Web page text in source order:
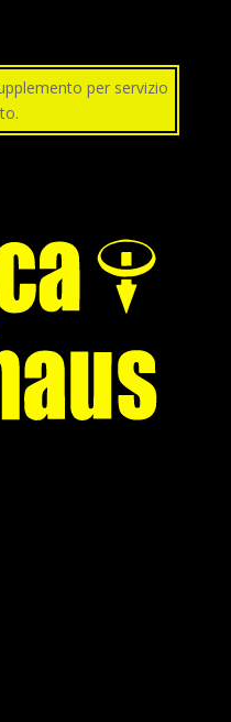
per servizio